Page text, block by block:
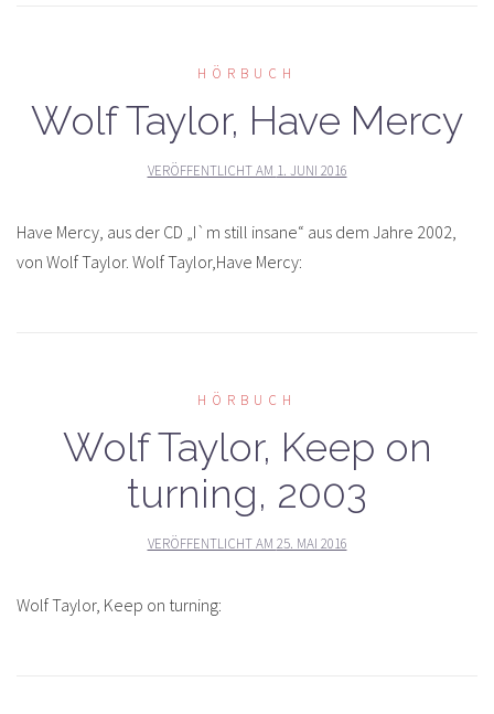
HÖRBUCH
Wolf Taylor, Have Mercy
VERÖFFENTLICHT AM 1. JUNI 2016
Have Mercy, aus der CD „I`m still insane“ aus dem Jahre 2002,
von Wolf Taylor. Wolf Taylor,Have Mercy:
HÖRBUCH
Wolf Taylor, Keep on
turning, 2003
VERÖFFENTLICHT AM 25. MAI 2016
Wolf Taylor, Keep on turning: